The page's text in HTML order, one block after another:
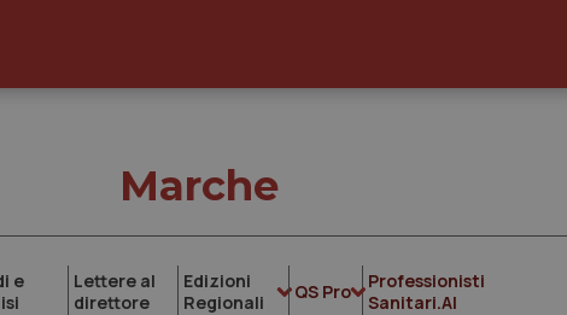
Marche
e
Lettere al
direttore
Edizioni
Regionali
QS Pro
Professionisti
Sanitari.AI